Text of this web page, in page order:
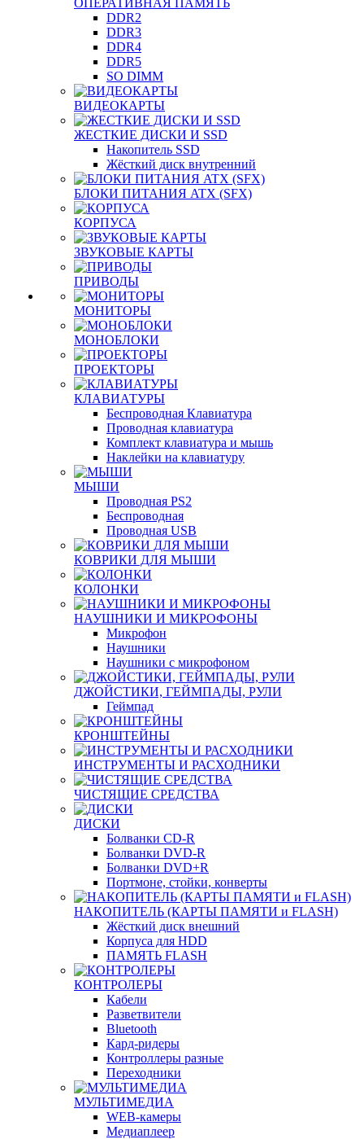
ОПЕРАТИВНАЯ ПАМЯТЬ
DDR2
DDR3
DDR4
DDR5
SO DIMM
ВИДЕОКАРТЫ
ЖЕСТКИЕ ДИСКИ И SSD
Накопитель SSD
Жёсткий диск внутренний
БЛОКИ ПИТАНИЯ ATX (SFX)
КОРПУСА
ЗВУКОВЫЕ КАРТЫ
ПРИВОДЫ
МОНИТОРЫ
МОНОБЛОКИ
ПРОЕКТОРЫ
КЛАВИАТУРЫ
Беспроводная Клавиатура
Проводная клавиатура
Комплект клавиатура и мышь
Наклейки на клавиатуру
МЫШИ
Проводная PS2
Беспроводная
Проводная USB
КОВРИКИ ДЛЯ МЫШИ
КОЛОНКИ
НАУШНИКИ И МИКРОФОНЫ
Микрофон
Наушники
Наушники с микрофоном
ДЖОЙСТИКИ, ГЕЙМПАДЫ, РУЛИ
Геймпад
КРОНШТЕЙНЫ
ИНСТРУМЕНТЫ И РАСХОДНИКИ
ЧИСТЯЩИЕ СРЕДСТВА
ДИСКИ
Болванки CD-R
Болванки DVD-R
Болванки DVD+R
Портмоне, стойки, конверты
НАКОПИТЕЛЬ (КАРТЫ ПАМЯТИ и FLASH)
Жёсткий диск внешний
Корпуса для HDD
ПАМЯТЬ FLASH
КОНТРОЛЕРЫ
Кабели
Разветвители
Bluetooth
Кард-ридеры
Контроллеры разные
Переходники
МУЛЬТИМЕДИА
WEB-камеры
Медиаплеер